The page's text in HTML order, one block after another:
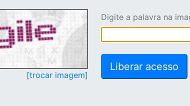
[trocar imagem]
Digite a palavra na